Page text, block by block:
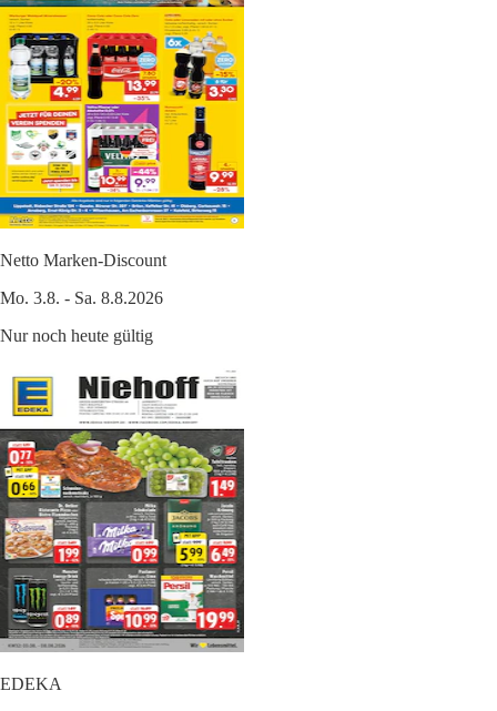
Netto Marken-Discount
Mo. 3.8. - Sa. 8.8.2026
Nur noch heute gültig
EDEKA